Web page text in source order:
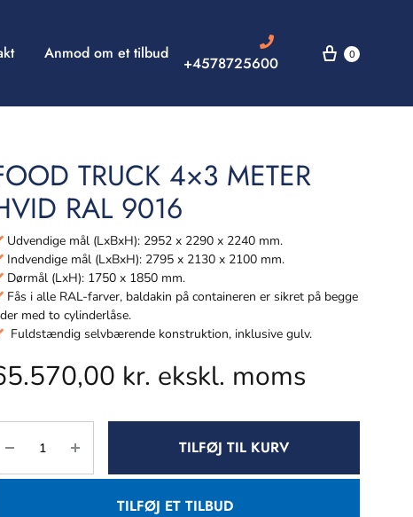
Anmod om et tilbud
+4578725600 0
TRUCK 4×3 METER
RAL 9016
Udvendige mål (LxBxH): 2952 x 2290 x 2240 mm.
Indvendige mål (LxBxH): 2795 x 2130 x 2100 mm.
Dørmål (LxH): 1750 x 1850 mm.
Fås i alle RAL-farver, baldakin på containeren er sikret på begge
med to cylinderlåse.
Fuldstændig selvbærende konstruktion, inklusive gulv.
kr. ekskl. moms
TILFØJ TIL KURV
TILFØJ ET TILBUD